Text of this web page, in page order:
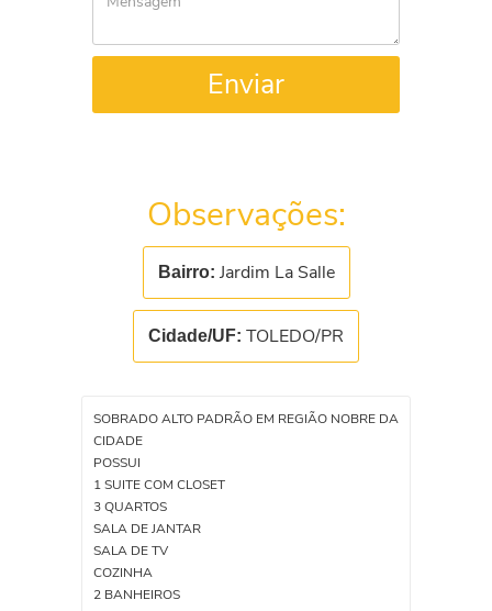
Enviar
Observações:
Bairro: Jardim La Salle
Cidade/UF: TOLEDO/PR
SOBRADO ALTO PADRÃO EM REGIÃO NOBRE DA
CIDADE
POSSUI
1 SUITE COM CLOSET
3 QUARTOS
SALA DE JANTAR
SALA DE TV
COZINHA
2 BANHEIROS